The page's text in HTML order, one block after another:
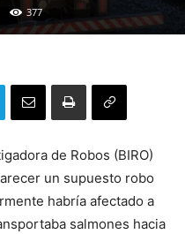
377
de Robos (BIRO)
un supuesto robo
habría afectado a
salmones hacia